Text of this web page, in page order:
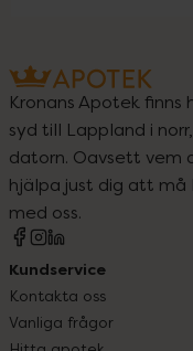
Kronans Apotek finns
syd till Lappland i
datorn. Oavsett vem
hjälpa just dig att
med oss.
Kundservice
Kontakta oss
Vanliga frågor